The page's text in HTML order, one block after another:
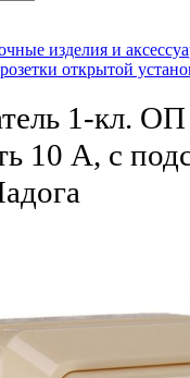
изделия и
открытой
1-кл.
10 А, с